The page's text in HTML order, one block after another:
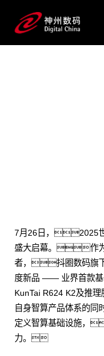
7月26日，2025世
盛大启幕。作为
者，抖圈数码旗下
度新品 —— 业界首款基
KunTai R624 K2及推
自身智算产品体系的
定义智算基础设施，
力。